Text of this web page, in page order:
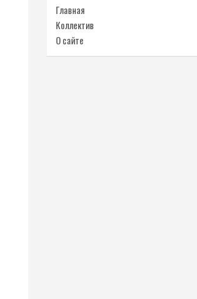
Главная
Коллектив
О сайте